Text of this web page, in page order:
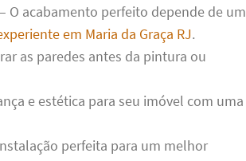
– O acabamento perfeito depende de um
em Maria da Graça RJ.
as paredes antes da pintura ou
e estética para seu imóvel com uma
perfeita para um melhor